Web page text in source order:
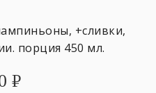
+сливки,
порция 450 мл.
₽